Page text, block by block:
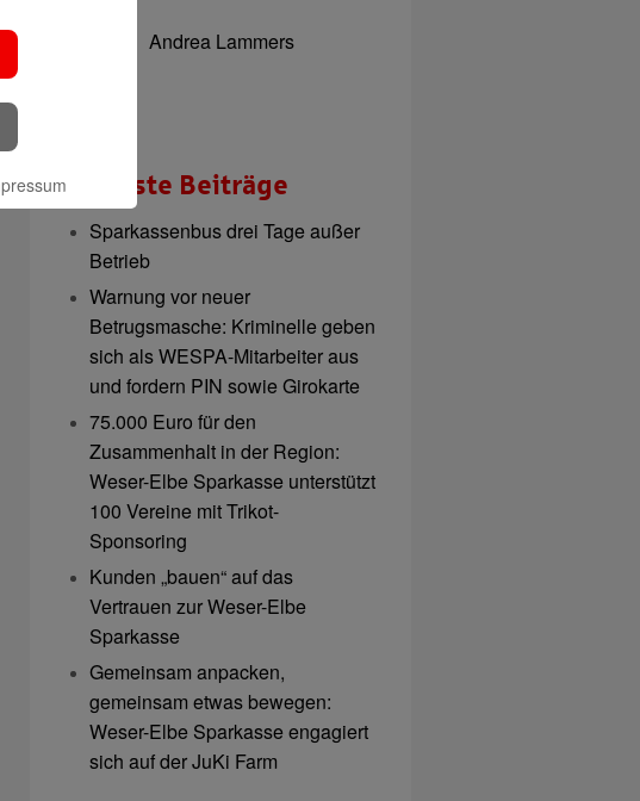
Andrea Lammers
Neueste Beiträge
Sparkassenbus drei Tage außer
Betrieb
Warnung vor neuer
Betrugsmasche: Kriminelle geben
sich als WESPA-Mitarbeiter aus
und fordern PIN sowie Girokarte
75.000 Euro für den
Zusammenhalt in der Region:
Weser-Elbe Sparkasse unterstützt
100 Vereine mit Trikot-
Sponsoring
Kunden „bauen“ auf das
Vertrauen zur Weser-Elbe
Sparkasse
Gemeinsam anpacken,
gemeinsam etwas bewegen:
Weser-Elbe Sparkasse engagiert
sich auf der JuKi Farm